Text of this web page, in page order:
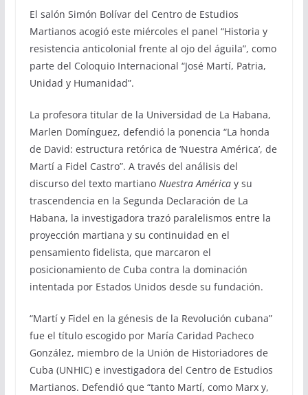
El salón Simón Bolívar del Centro de Estudios
Martianos acogió este miércoles el panel “Historia y
resistencia anticolonial frente al ojo del águila”, como
parte del Coloquio Internacional “José Martí, Patria,
Unidad y Humanidad”.
La profesora titular de la Universidad de La Habana,
Marlen Domínguez, defendió la ponencia “La honda
de David: estructura retórica de ‘Nuestra América’, de
Martí a Fidel Castro”. A través del análisis del
discurso del texto martiano Nuestra Américay su
trascendencia en la Segunda Declaración de La
Habana, la investigadora trazó paralelismos entre la
proyección martiana y su continuidad en el
pensamiento fidelista, que marcaron el
posicionamiento de Cuba contra la dominación
intentada por Estados Unidos desde su fundación.
“Martí y Fidel en la génesis de la Revolución cubana”
fue el título escogido por María Caridad Pacheco
González, miembro de la Unión de Historiadores de
Cuba (UNHIC) e investigadora del Centro de Estudios
Martianos. Defendió que “tanto Martí, como Marx y,